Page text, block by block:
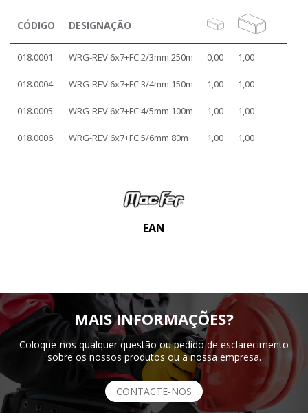
CÓDIGO DESIGNAÇÃO
018.0001 WRG-REV 6x7+FC 2/3mm 250m 0,00 1,00
018.0004 WRG-REV 6x7+FC 3/4mm 150m 1,00 1,00
018.0005 WRG-REV 6x7+FC 4/5mm 100m 1,00 1,00
018.0006 WRG-REV 6x7+FC 5/6mm 80m 1,00 1,00
EAN
MAIS INFORMAÇÕES?
Coloque-nos qualquer questão ou pedido de esclarecimento
sobre os nossos produtos ou a nossa empresa.
CONTACTE-NOS